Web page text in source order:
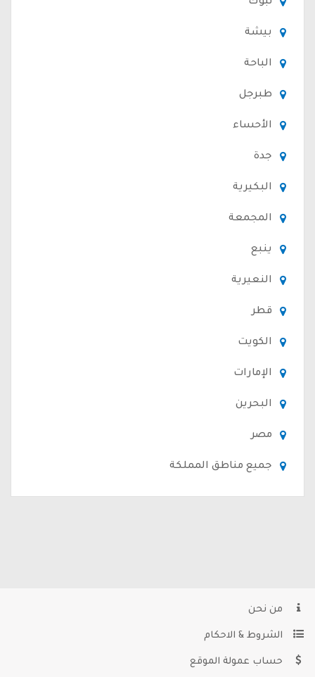
بيشة
الباحة
طبرجل
الأحساء
جدة
البكيرية
المجمعة
ينبع
النعيرية
قطر
الكويت
الإمارات
البحرين
مصر
جميع مناطق المملكة
من نحن
الشروط & الاحكام
حساب عمولة الموقع